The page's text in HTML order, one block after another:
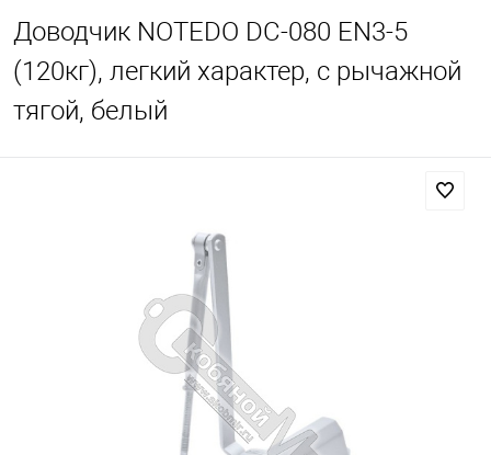
Доводчик NOTEDO DC-080 EN3-5
(120кг), легкий характер, с рычажной
тягой, белый